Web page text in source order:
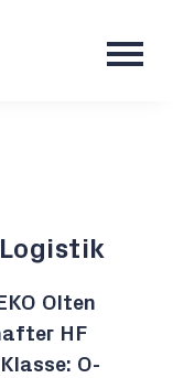
Olten
HF
O-